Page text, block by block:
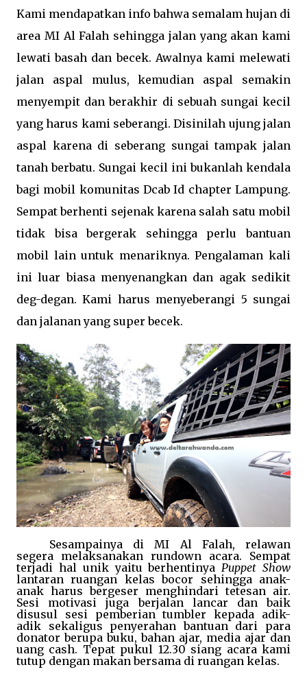
Kami mendapatkan info bahwa semalam hujan di
area MI Al Falah sehingga jalan yang akan kami
lewati basah dan becek. Awalnya kami melewati
jalan aspal mulus, kemudian aspal semakin
menyempit dan berakhir di sebuah sungai kecil
yang harus kami seberangi. Disinilah ujung jalan
aspal karena di seberang sungai tampak jalan
tanah berbatu. Sungai kecil ini bukanlah kendala
bagi mobil komunitas Dcab Id chapter Lampung.
Sempat berhenti sejenak karena salah satu mobil
tidak bisa bergerak sehingga perlu bantuan
mobil lain untuk menariknya. Pengalaman kali
ini luar biasa menyenangkan dan agak sedikit
deg-degan. Kami harus menyeberangi 5 sungai
dan jalanan yang super becek.
Sesampainya di MI Al Falah, relawan
segera melaksanakan rundown acara. Sempat
terjadi hal unik yaitu berhentinya Puppet Show
lantaran ruangan kelas bocor sehingga anak-
anak harus bergeser menghindari tetesan air.
Sesi motivasi juga berjalan lancar dan baik
disusul sesi pemberian tumbler kepada adik-
adik sekaligus penyerahan bantuan dari para
donator berupa buku, bahan ajar, media ajar dan
uang cash. Tepat pukul 12.30 siang acara kami
tutup dengan makan bersama di ruangan kelas.